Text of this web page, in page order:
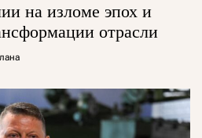
на изломе эпох и
отрасли